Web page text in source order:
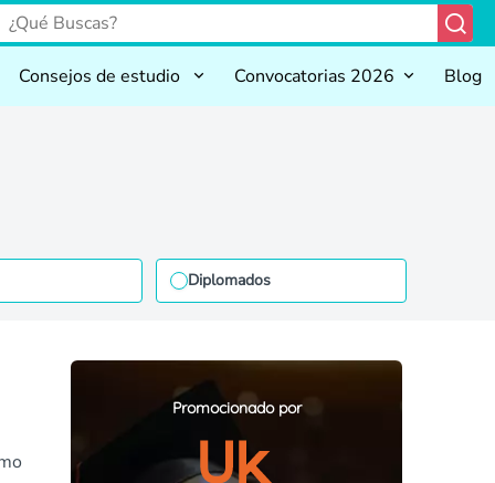
Consejos de estudio Convocatorias 2026 Blog
Diplomados
Promocionado por